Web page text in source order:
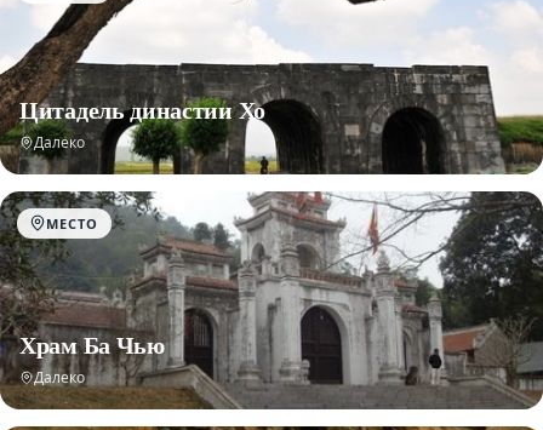
Цитадель династии Хо
Далеко
МЕСТО
Храм Ба Чью
Далеко